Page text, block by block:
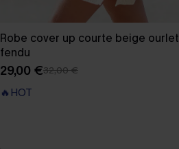
Robe cover up courte beige ourlet
fendu
29,00 €32,00 €
🔥HOT